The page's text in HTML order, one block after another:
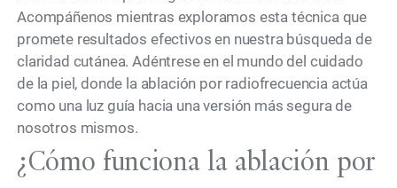
Acompáñenos mientras exploramos esta técnica que
promete resultados efectivos en nuestra búsqueda de
claridad cutánea. Adéntrese en el mundo del cuidado
de la piel, donde la ablación por radiofrecuencia actúa
como una luz guía hacia una versión más segura de
nosotros mismos.
¿Cómo funciona la ablación por